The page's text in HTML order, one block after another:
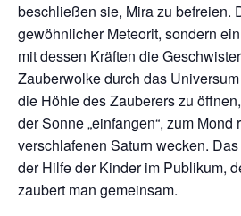
beschließen sie, Mira zu befreien.
gewöhnlicher Meteorit, sondern
mit dessen Kräften die
Zauberwolke durch das
die Höhle des Zauberers zu
der Sonne „einfangen“, zum
verschlafenen Saturn wecken.
der Hilfe der Kinder im Publikum,
zaubert man gemeinsam.